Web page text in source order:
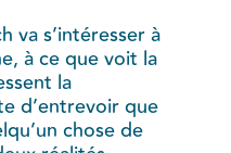
va s’intéresser à
à ce que voit la
la
d’entrevoir que
chose de